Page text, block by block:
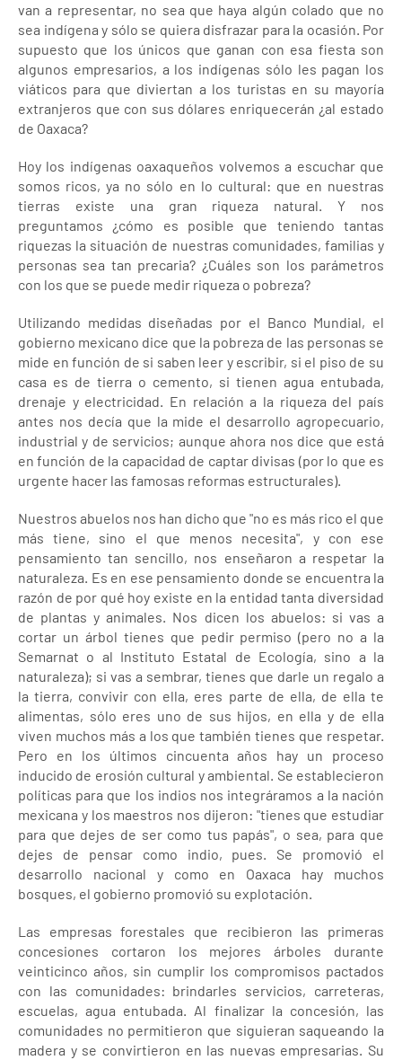
van a representar, no sea que haya algún colado que no
sea indígena y sólo se quiera disfrazar para la ocasión. Por
supuesto que los únicos que ganan con esa fiesta son
algunos empresarios, a los indígenas sólo les pagan los
viáticos para que diviertan a los turistas en su mayoría
extranjeros que con sus dólares enriquecerán ¿al estado
de Oaxaca?
Hoy los indígenas oaxaqueños volvemos a escuchar que
somos ricos, ya no sólo en lo cultural: que en nuestras
tierras existe una gran riqueza natural. Y nos
preguntamos ¿cómo es posible que teniendo tantas
riquezas la situación de nuestras comunidades, familias y
personas sea tan precaria? ¿Cuáles son los parámetros
con los que se puede medir riqueza o pobreza?
Utilizando medidas diseñadas por el Banco Mundial, el
gobierno mexicano dice que la pobreza de las personas se
mide en función de si saben leer y escribir, si el piso de su
casa es de tierra o cemento, si tienen agua entubada,
drenaje y electricidad. En relación a la riqueza del país
antes nos decía que la mide el desarrollo agropecuario,
industrial y de servicios; aunque ahora nos dice que está
en función de la capacidad de captar divisas (por lo que es
urgente hacer las famosas reformas estructurales).
Nuestros abuelos nos han dicho que "no es más rico el que
más tiene, sino el que menos necesita", y con ese
pensamiento tan sencillo, nos enseñaron a respetar la
naturaleza. Es en ese pensamiento donde se encuentra la
razón de por qué hoy existe en la entidad tanta diversidad
de plantas y animales. Nos dicen los abuelos: si vas a
cortar un árbol tienes que pedir permiso (pero no a la
Semarnat o al Instituto Estatal de Ecología, sino a la
naturaleza); si vas a sembrar, tienes que darle un regalo a
la tierra, convivir con ella, eres parte de ella, de ella te
alimentas, sólo eres uno de sus hijos, en ella y de ella
viven muchos más a los que también tienes que respetar.
Pero en los últimos cincuenta años hay un proceso
inducido de erosión cultural y ambiental. Se establecieron
políticas para que los indios nos integráramos a la nación
mexicana y los maestros nos dijeron: "tienes que estudiar
para que dejes de ser como tus papás", o sea, para que
dejes de pensar como indio, pues. Se promovió el
desarrollo nacional y como en Oaxaca hay muchos
bosques, el gobierno promovió su explotación.
Las empresas forestales que recibieron las primeras
concesiones cortaron los mejores árboles durante
veinticinco años, sin cumplir los compromisos pactados
con las comunidades: brindarles servicios, carreteras,
escuelas, agua entubada. Al finalizar la concesión, las
comunidades no permitieron que siguieran saqueando la
madera y se convirtieron en las nuevas empresarias. Su